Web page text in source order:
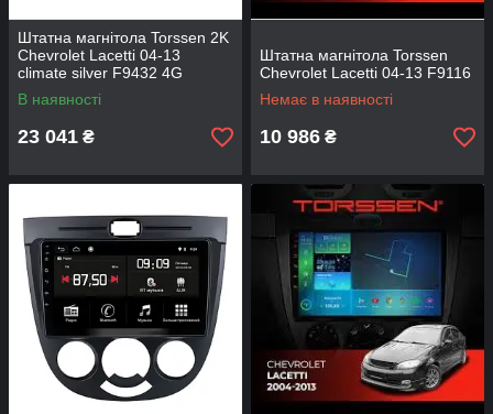
Штатна магнітола Torssen 2K
Chevrolet Lacetti 04-13
climate silver F9432 4G
Carplay DSP
В наявності
23 041 ₴
Штатна магнітола Torssen
Chevrolet Lacetti 04-13 F9116
Немає в наявності
10 986 ₴